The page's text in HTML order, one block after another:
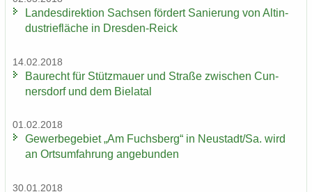
Lan­des­di­rek­ti­on Sach­sen för­dert Sa­nie­rung von Alt­in­
dus­trie­flä­che in Dresden-​Reick
14.02.2018
Bau­recht für Stütz­mau­er und Stra­ße zwi­schen Cun­
ners­dorf und dem Bie­la­tal
01.02.2018
Ge­wer­be­ge­biet „Am Fuchs­berg“ in Neu­stadt/Sa. wird
an Orts­um­fah­rung an­ge­bun­den
30.01.2018